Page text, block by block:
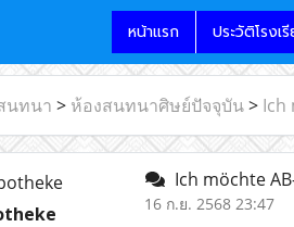
หน้าแรก ประวัติโรงเ
นทนา > ห้องสนทนาศิษย์ปัจจุบัน> Ich
Ich möchte
16 ก.ย. 2568 23:47